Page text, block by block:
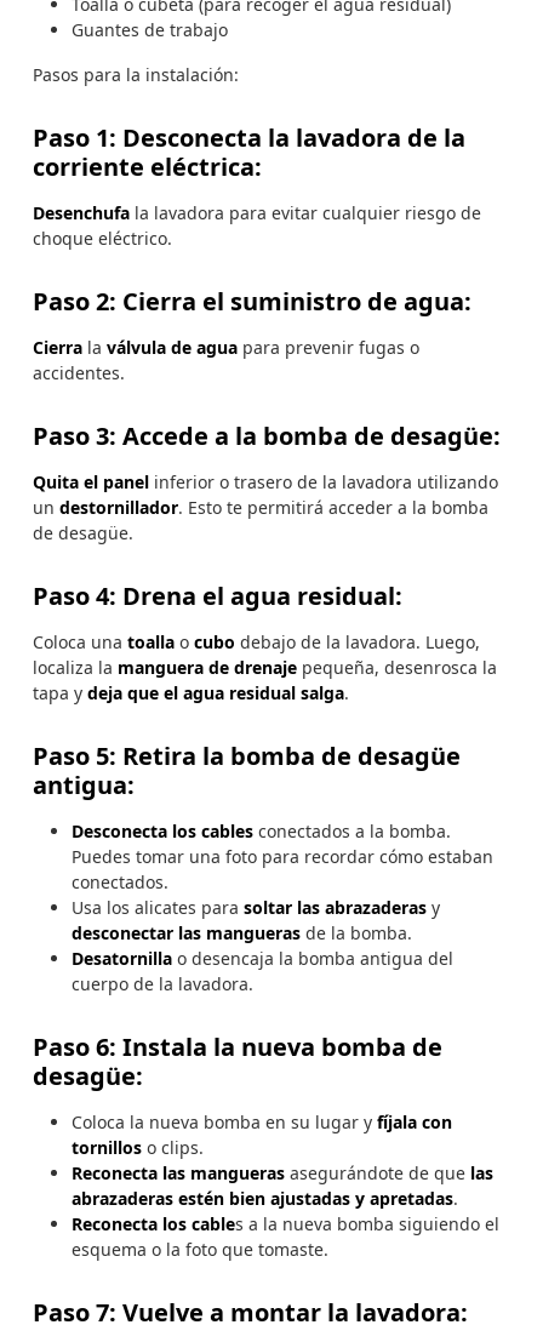
Toalla o cubeta (para recoger el agua residual)
Guantes de trabajo
Pasos para la instalación:
Paso 1: Desconecta la lavadora de la
corriente eléctrica:
Desenchufa la lavadora para evitar cualquier riesgo de
choque eléctrico.
Paso 2: Cierra el suministro de agua:
Cierra la válvula de agua para prevenir fugas o
accidentes.
Paso 3: Accede a la bomba de desagüe:
Quita el panel inferior o trasero de la lavadora utilizando
un destornillador. Esto te permitirá acceder a la bomba
de desagüe.
Paso 4: Drena el agua residual:
Coloca una toalla o cubo debajo de la lavadora. Luego,
localiza la manguera de drenaje pequeña, desenrosca la
tapa y deja que el agua residual salga.
Paso 5: Retira la bomba de desagüe
antigua:
Desconecta los cables conectados a la bomba.
Puedes tomar una foto para recordar cómo estaban
conectados.
Usa los alicates para soltar las abrazaderas y
desconectar las mangueras de la bomba.
Desatornilla o desencaja la bomba antigua del
cuerpo de la lavadora.
Paso 6: Instala la nueva bomba de
desagüe:
Coloca la nueva bomba en su lugar y fíjala con
tornillos o clips.
Reconecta las mangueras asegurándote de que las
abrazaderas estén bien ajustadas y apretadas.
Reconecta los cables a la nueva bomba siguiendo el
esquema o la foto que tomaste.
Paso 7: Vuelve a montar la lavadora: